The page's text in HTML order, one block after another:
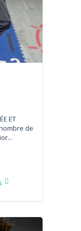
ET
de